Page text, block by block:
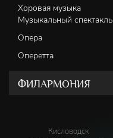
Хоровая музыка
Музыкальный спектакль
Опера
Оперетта
ФИЛАРМОНИЯ
Кисловодск